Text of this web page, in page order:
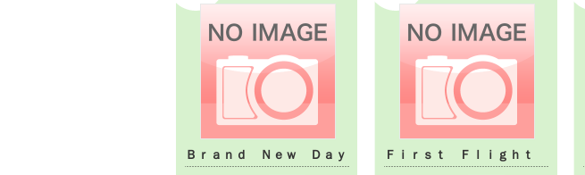
Ｂｒａｎｄ Ｎｅｗ Ｄａｙ Ｆｉｒｓｔ Ｆｌｉｇｈｔ